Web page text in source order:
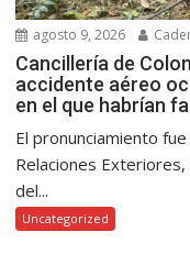
agosto 9, 2026
Cancillería de
accidente aéreo
en el que habrían
El pronunciamiento
Relaciones
del...
Uncategorized